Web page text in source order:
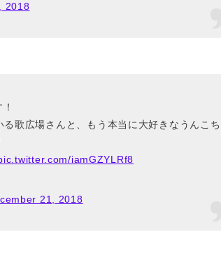
2018
歌広場さんと、もう本当に大好きなうんこち
iamGZYLRf8
21, 2018